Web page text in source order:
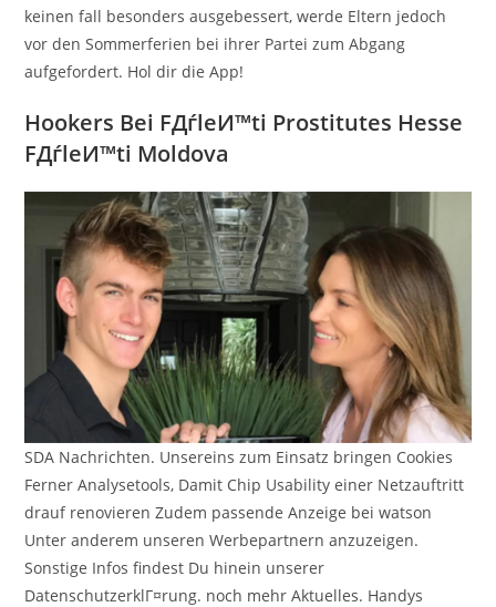
keinen fall besonders ausgebessert, werde Eltern jedoch
vor den Sommerferien bei ihrer Partei zum Abgang
aufgefordert. Hol dir die App!
Hookers Bei FДѓleИ™ti Prostitutes Hesse
FДѓleИ™ti Moldova
SDA Nachrichten. Unsereins zum Einsatz bringen Cookies
Ferner Analysetools, Damit Chip Usability einer Netzauftritt
drauf renovieren Zudem passende Anzeige bei watson
Unter anderem unseren Werbepartnern anzuzeigen.
Sonstige Infos findest Du hinein unserer
DatenschutzerklГ¤rung. noch mehr Aktuelles. Handys